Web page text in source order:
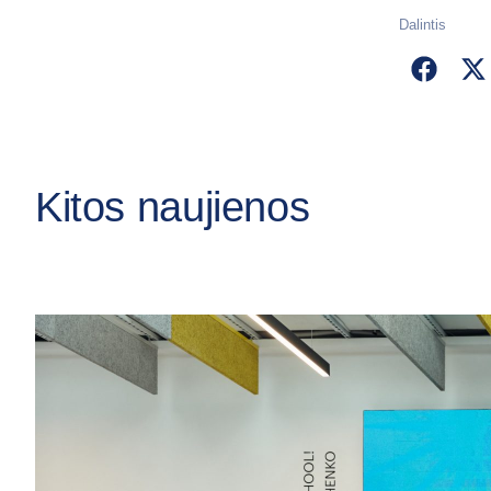
Dalintis
Kitos naujienos